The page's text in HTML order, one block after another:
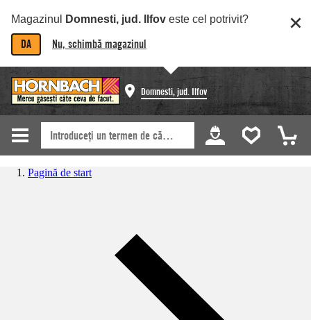
Magazinul Domnesti, jud. Ilfov este cel potrivit?
DA Nu, schimbă magazinul
Domnesti, jud. Ilfov
Pagină de start